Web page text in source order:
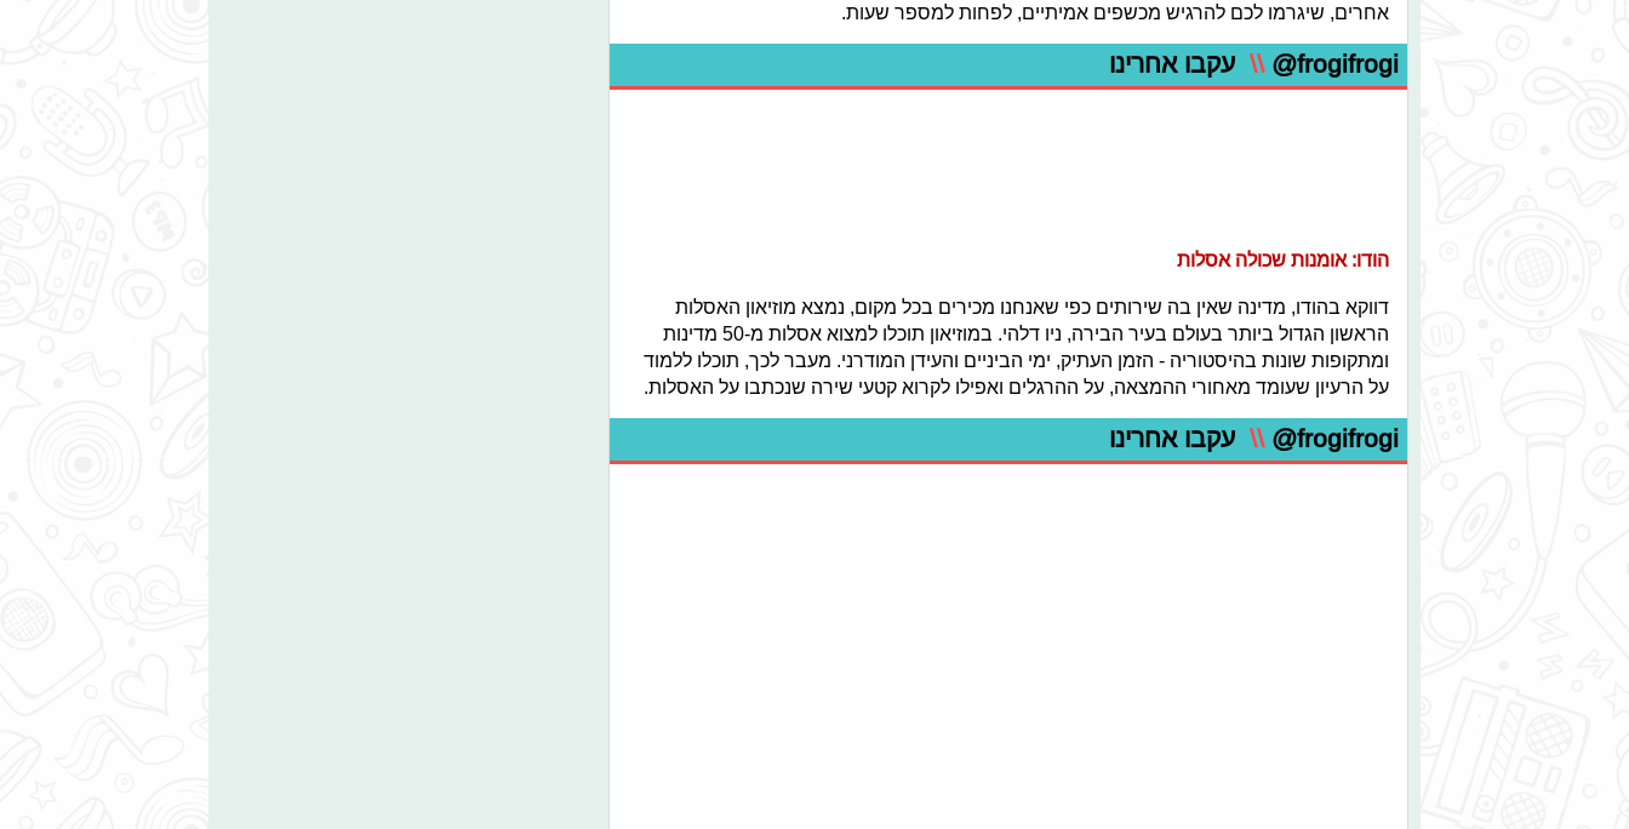
אחרים, שיגרמו לכם להרגיש מכשפים אמיתיים, לפחות למספר שעות.
@frogifrogi
\\ עקבו אחרינו
הודו: אומנות שכולה אסלות
דווקא בהודו, מדינה שאין בה שירותים כפי שאנחנו מכירים בכל מקום, נמצא מוזיאון האסלות
הראשון הגדול ביותר בעולם בעיר הבירה, ניו דלהי. במוזיאון תוכלו למצוא אסלות מ-50 מדינות
ומתקופות שונות בהיסטוריה - הזמן העתיק, ימי הביניים והעידן המודרני. מעבר לכך, תוכלו ללמוד
על הרעיון שעומד מאחורי ההמצאה, על ההרגלים ואפילו לקרוא קטעי שירה שנכתבו על האסלות.
@frogifrogi
\\ עקבו אחרינו